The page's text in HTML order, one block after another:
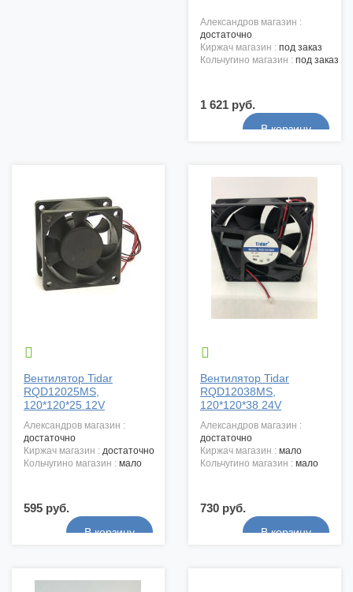
александров магазин :
достаточно
киржач магазин : под заказ
кольчугино магазин : под заказ
1 621 руб.

Вентилятор Tidar
RQD12025MS,
120*120*25 12V
александров магазин :
достаточно
киржач магазин : достаточно
кольчугино магазин : мало
595 руб.

Вентилятор Tidar
RQD12038MS,
120*120*38 24V
александров магазин :
достаточно
киржач магазин : мало
кольчугино магазин : мало
730 руб.